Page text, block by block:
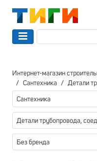
Интернет-магазин
Сантехника
Детали
Сантехника
Детали трубопровода,
Без бренда